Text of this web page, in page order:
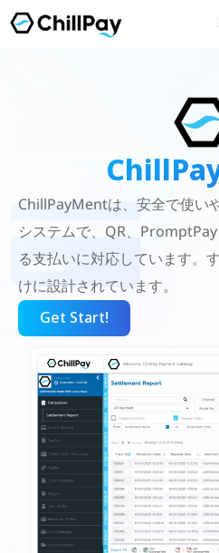
ChillPayMentは、安全で使い
システムで、QR、
る支払いに対応しています。
けに設計されています。
Get Start!